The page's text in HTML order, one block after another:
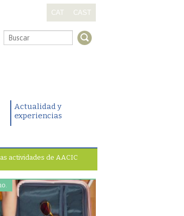
CAT CAST
Actualidad y
experiencias
actividades de AACIC